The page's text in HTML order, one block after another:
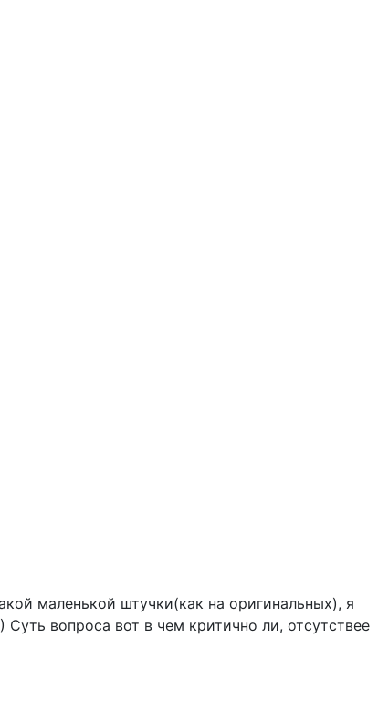
маленькой штучки(как на оригинальных), я
вопроса вот в чем критично ли, отсутствее